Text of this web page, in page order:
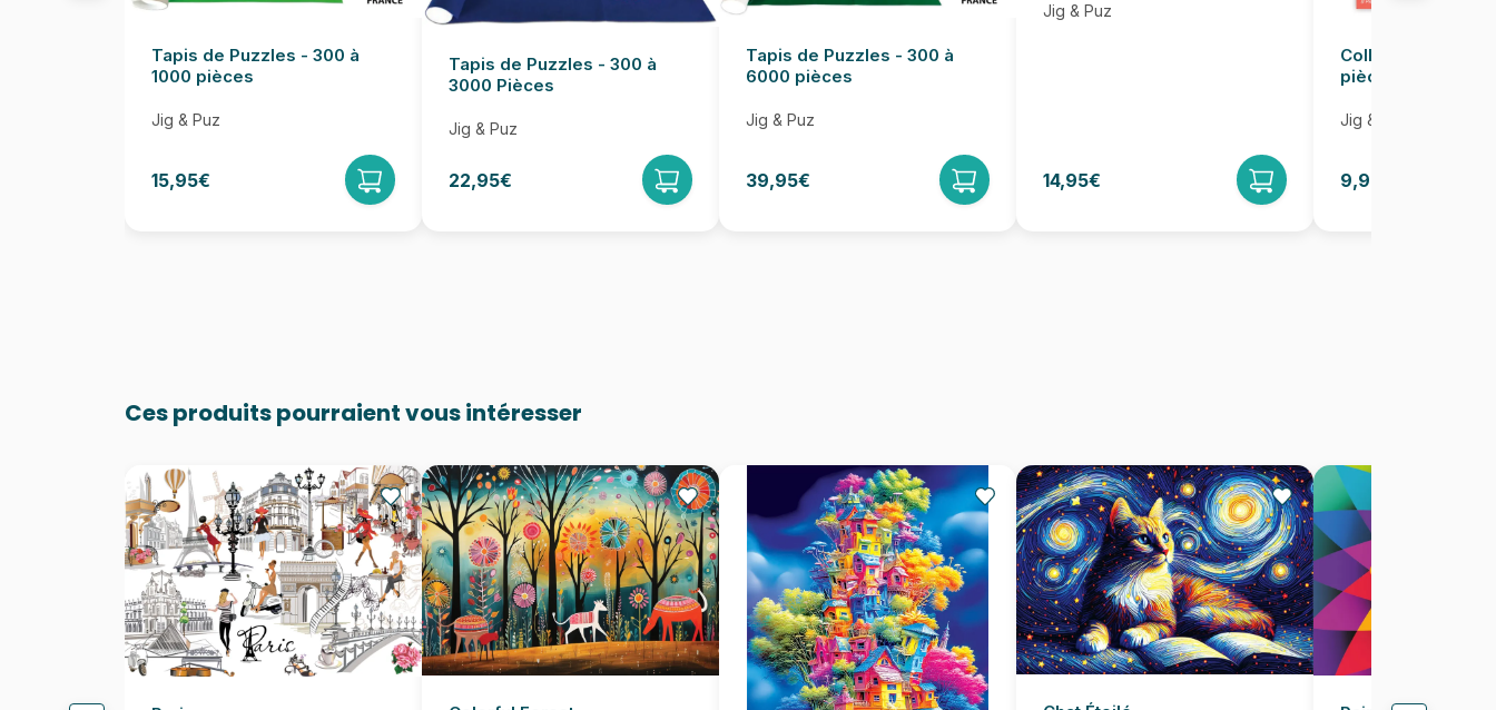
Tapis de Puzzles - 300 à
1000 pièces
Jig & Puz
15,95€
Tapis de Puzzles - 300 à
3000 Pièces
Jig & Puz
22,95€
Tapis de Puzzles - 300 à
6000 pièces
Jig & Puz
39,95€
Jig & Puz
14,95€
Colle pour Puzzle
pièces
Jig & Puz
9,95€
Ces produits pourraient vous intéresser